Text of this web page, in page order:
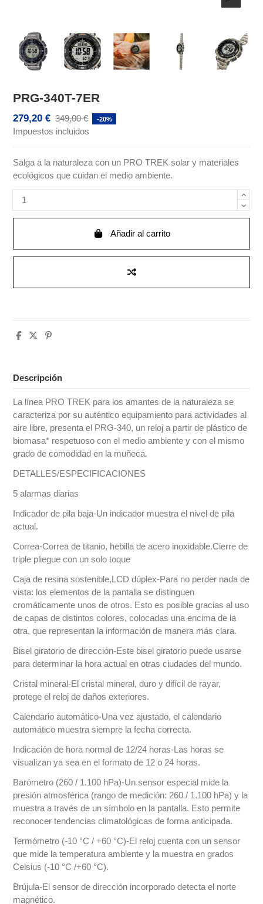
PRG-340T-7ER
279,20 € 349,00 € -20%
Impuestos incluidos
Salga a la naturaleza con un PRO TREK solar y materiales
ecológicos que cuidan el medio ambiente.
Añadir al carrito
Descripción
La línea PRO TREK para los amantes de la naturaleza se
caracteriza por su auténtico equipamiento para actividades al
aire libre, presenta el PRG-340, un reloj a partir de plástico de
biomasa* respetuoso con el medio ambiente y con el mismo
grado de comodidad en la muñeca.
DETALLES/ESPECIFICACIONES
5 alarmas diarias
Indicador de pila baja-Un indicador muestra el nivel de pila
actual.
Correa-Correa de titanio, hebilla de acero inoxidable.Cierre de
triple pliegue con un solo toque
Caja de resina sostenible,LCD dúplex-Para no perder nada de
vista: los elementos de la pantalla se distinguen
cromáticamente unos de otros. Esto es posible gracias al uso
de capas de distintos colores, colocadas una encima de la
otra, que representan la información de manera más clara.
Bisel giratorio de dirección-Este bisel giratorio puede usarse
para determinar la hora actual en otras ciudades del mundo.
Cristal mineral-El cristal mineral, duro y difícil de rayar,
protege el reloj de daños exteriores.
Calendario automático-Una vez ajustado, el calendario
automático muestra siempre la fecha correcta.
Indicación de hora normal de 12/24 horas-Las horas se
visualizan ya sea en el formato de 12 o 24 horas.
Barómetro (260 / 1.100 hPa)-Un sensor especial mide la
presión atmosférica (rango de medición: 260 / 1.100 hPa) y la
muestra a través de un símbolo en la pantalla. Esto permite
reconocer tendencias climatológicas de forma anticipada.
Termómetro (-10 °C / +60 °C)-El reloj cuenta con un sensor
que mide la temperatura ambiente y la muestra en grados
Celsius (-10 °C /+60 °C).
Brújula-El sensor de dirección incorporado detecta el norte
magnético.